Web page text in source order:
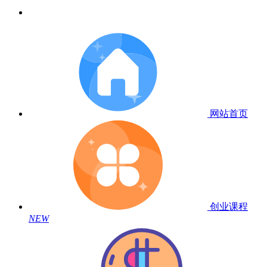
网站首页
创业课程
NEW